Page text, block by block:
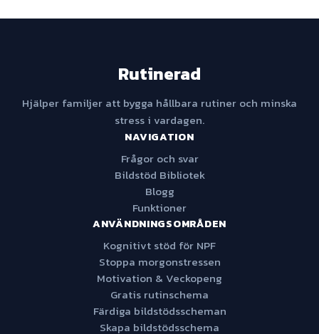
Rutinerad
Hjälper familjer att bygga hållbara rutiner och minska
stress i vardagen.
NAVIGATION
Frågor och svar
Bildstöd Bibliotek
Blogg
Funktioner
ANVÄNDNINGSOMRÅDEN
Kognitivt stöd för NPF
Stoppa morgonstressen
Motivation & Veckopeng
Gratis rutinschema
Färdiga bildstödsscheman
Skapa bildstödsschema